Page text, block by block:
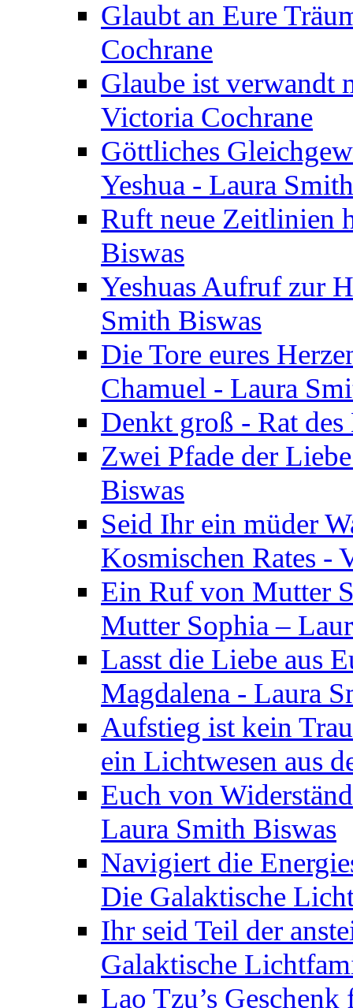
Glaubt an Eure
Cochrane
Glaube ist verwandt
Victoria Cochrane
Göttliches
Yeshua - Laura
Ruft neue Zeitlinien
Biswas
Yeshuas Aufruf zur
Smith Biswas
Die Tore eures
Chamuel - Laura
Denkt groß - Rat
Zwei Pfade der
Biswas
Seid Ihr ein müder
Kosmischen Rates -
Ein Ruf von Mutter
Mutter Sophia –
Lasst die Liebe aus
Magdalena - Laura
Aufstieg ist kein
ein Lichtwesen aus
Euch von
Laura Smith Biswas
Navigiert die
Die Galaktische
Ihr seid Teil der
Galaktische
Lao Tzu’s